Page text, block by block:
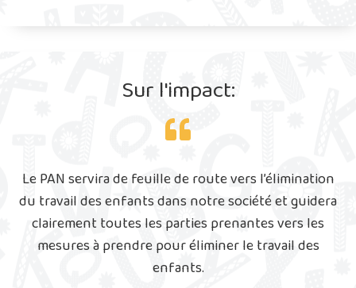
Sur l'impact:
Le PAN servira de feuille de route vers l’élimination
du travail des enfants dans notre société et guidera
clairement toutes les parties prenantes vers les
mesures à prendre pour éliminer le travail des
enfants.